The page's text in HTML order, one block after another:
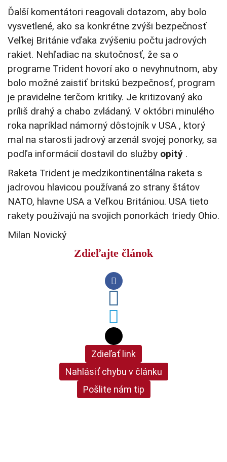
Ďalší komentátori reagovali dotazom, aby bolo
vysvetlené, ako sa konkrétne zvýši bezpečnosť
Veľkej Británie vďaka zvýšeniu počtu jadrových
rakiet. Nehľadiac na skutočnosť, že sa o
programe Trident hovorí ako o nevyhnutnom, aby
bolo možné zaistiť britskú bezpečnosť, program
je pravidelne terčom kritiky. Je kritizovaný ako
príliš drahý a chabo zvládaný. V októbri minulého
roka napríklad námorný dôstojník v USA , ktorý
mal na starosti jadrový arzenál svojej ponorky, sa
podľa informácií dostavil do služby opitý .
Raketa Trident je medzikontinentálna raketa s
jadrovou hlavicou používaná zo strany štátov
NATO, hlavne USA a Veľkou Britániou. USA tieto
rakety používajú na svojich ponorkách triedy Ohio.
Milan Novický
Zdieľajte článok
Zdieľať link
Nahlásiť chybu v článku
Pošlite nám tip